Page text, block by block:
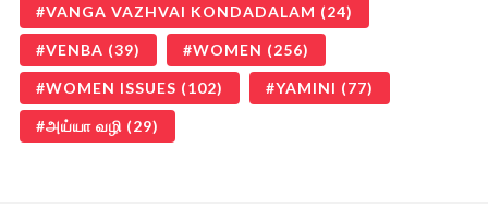
VANGA VAZHVAI KONDADALAM (24)
VENBA (39) WOMEN (256)
WOMEN ISSUES (102) YAMINI (77)
அய்யா வழி (29)